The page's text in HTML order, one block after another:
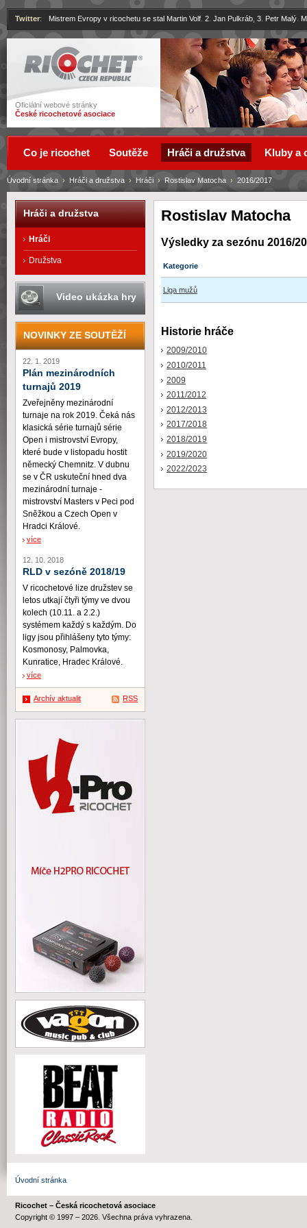
Ricochet
Oficiální webové stránky
České ricochetové asociace
Twitter: Mistrem Evropy v ricochetu se stal Martin Volf. 2. Jan Pulkráb, 3. Petr Malý.
Rostislav Matocha
Výsledky za sezónu 2016/
Kategorie
Liga mužů
Historie hráče
2009/2010
2010/2011
2009
2011/2012
2012/2013
2017/2018
2018/2019
2019/2020
2022/2023
Úvodní stránka › Hráči a družstva › Hráči › Rostislav Matocha › 2016/2017
Co je ricochet Soutěže Hráči a družstva Kluby a
Hráči a družstva
Hráči
Družstva
Video ukázka hry
NOVINKY ZE SOUTĚŽÍ
22. 1. 2019
Plán mezinárodních
turnajů 2019
Zveřejněny mezinárodní
turnaje na rok 2019. Čeká nás
klasická série turnajů série
Open i mistrovství Evropy,
které bude v listopadu hostit
německý Chemnitz. V dubnu
se v ČR uskuteční hned dva
mezinárodní turnaje -
mistrovství Masters v Peci pod
Sněžkou a Czech Open v
Hradci Králové.
více
12. 10. 2018
RLD v sezóně 2018/19
V ricochetové lize družstev se
letos utkají čtyři týmy ve dvou
kolech (10.11. a 2.2.)
systémem každý s každým. Do
ligy jsou přihlášeny tyto týmy:
Kosmonosy, Palmovka,
Kunratice, Hradec Králové.
více
Archív aktualit RSS
Úvodní stránka
Ricochet – Česká ricochetová asociace
Copyright © 1997 – 2026. Všechna práva vyhrazena.